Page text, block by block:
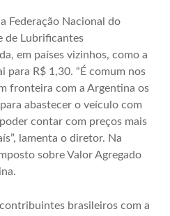
Federação Nacional do
de Lubrificantes
em países vizinhos, como a
para R$ 1,30. “É comum nos
fronteira com a Argentina os
abastecer o veículo com
contar com preços mais
lamenta o diretor. Na
sobre Valor Agregado
brasileiros com a